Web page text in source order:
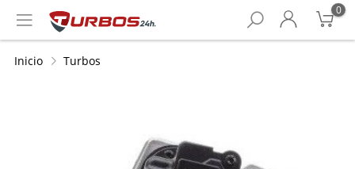
0
Inicio Turbos